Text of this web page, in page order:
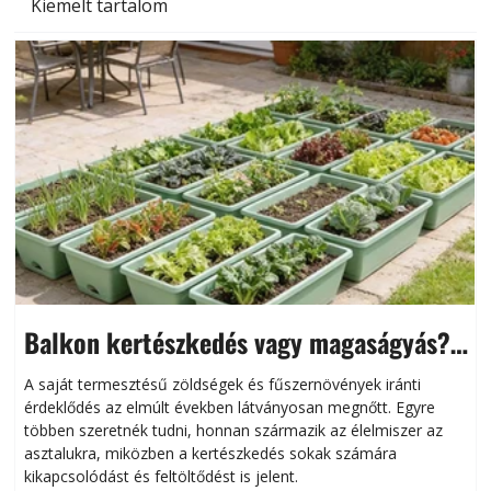
Kiemelt tartalom
Balkon kertészkedés vagy magaságyás?
Helytakarékos kertészkedés
A saját termesztésű zöldségek és fűszernövények iránti
érdeklődés az elmúlt években látványosan megnőtt. Egyre
többen szeretnék tudni, honnan származik az élelmiszer az
asztalukra, miközben a kertészkedés sokak számára
kikapcsolódást és feltöltődést is jelent.